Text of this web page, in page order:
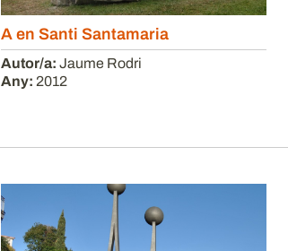
A en Santi Santamaria
Autor/a: Jaume Rodri
Any: 2012